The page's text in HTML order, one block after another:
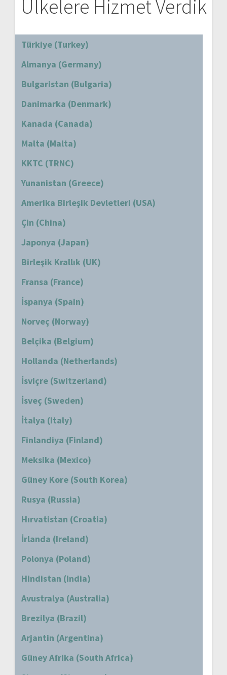
Ülkelere Hizmet Verdik
Türkiye (Turkey)
Almanya (Germany)
Bulgaristan (Bulgaria)
Danimarka (Denmark)
Kanada (Canada)
Malta (Malta)
KKTC (TRNC)
Yunanistan (Greece)
Amerika Birleşik Devletleri (USA)
Çin (China)
Japonya (Japan)
Birleşik Krallık (UK)
Fransa (France)
İspanya (Spain)
Norveç (Norway)
Belçika (Belgium)
Hollanda (Netherlands)
İsviçre (Switzerland)
İsveç (Sweden)
İtalya (Italy)
Finlandiya (Finland)
Meksika (Mexico)
Güney Kore (South Korea)
Rusya (Russia)
Hırvatistan (Croatia)
İrlanda (Ireland)
Polonya (Poland)
Hindistan (India)
Avustralya (Australia)
Brezilya (Brazil)
Arjantin (Argentina)
Güney Afrika (South Africa)